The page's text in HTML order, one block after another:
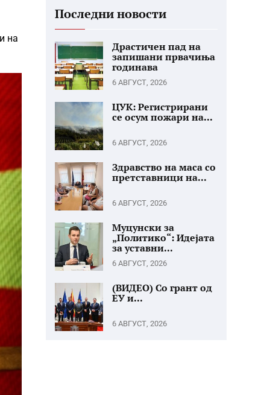
на
Последни новости
Драстичен пад на
запишани првачиња
годинава
6 АВГУСТ, 2026
ЦУК: Регистрирани
се осум пожари на...
6 АВГУСТ, 2026
Здравство на маса со
претставници на...
6 АВГУСТ, 2026
Муцунски за
„Политико“: Идејата
за уставни...
6 АВГУСТ, 2026
(ВИДЕО) Со грант од
ЕУ и...
6 АВГУСТ, 2026